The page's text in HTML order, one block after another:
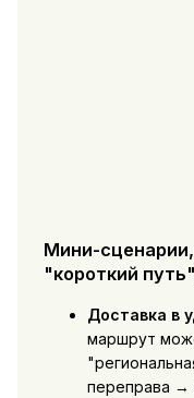
Мини-
"короткий
Доставка в
маршрут
переправа →